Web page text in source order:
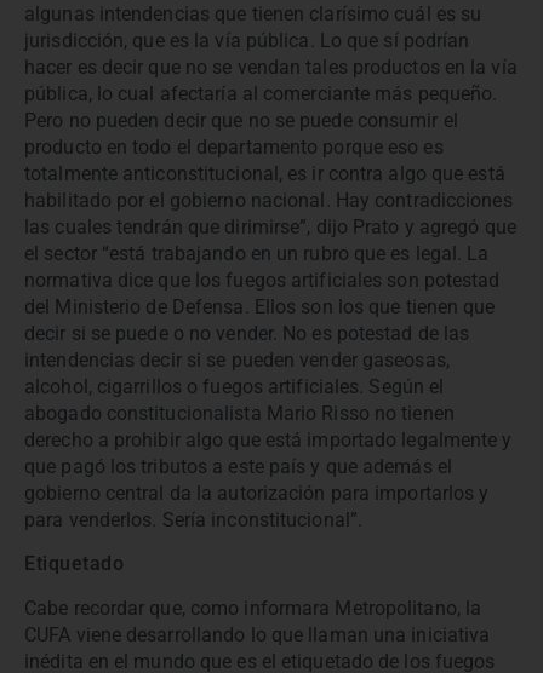
algunas intendencias que tienen clarísimo cuál es su
jurisdicción, que es la vía pública. Lo que sí podrían
hacer es decir que no se vendan tales productos en la vía
pública, lo cual afectaría al comerciante más pequeño.
Pero no pueden decir que no se puede consumir el
producto en todo el departamento porque eso es
totalmente anticonstitucional, es ir contra algo que está
habilitado por el gobierno nacional. Hay contradicciones
las cuales tendrán que dirimirse”, dijo Prato y agregó que
el sector “está trabajando en un rubro que es legal. La
normativa dice que los fuegos artificiales son potestad
del Ministerio de Defensa. Ellos son los que tienen que
decir si se puede o no vender. No es potestad de las
intendencias decir si se pueden vender gaseosas,
alcohol, cigarrillos o fuegos artificiales. Según el
abogado constitucionalista Mario Risso no tienen
derecho a prohibir algo que está importado legalmente y
que pagó los tributos a este país y que además el
gobierno central da la autorización para importarlos y
para venderlos. Sería inconstitucional”.
Etiquetado
Cabe recordar que, como informara Metropolitano, la
CUFA viene desarrollando lo que llaman una iniciativa
inédita en el mundo que es el etiquetado de los fuegos